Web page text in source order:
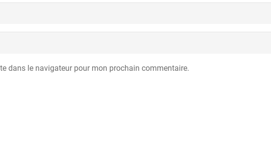
dans le navigateur pour mon prochain commentaire.